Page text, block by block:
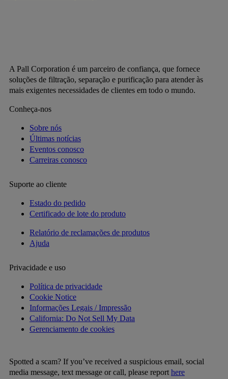
A Pall Corporation é um parceiro de confiança, que fornece
soluções de filtração, separação e purificação para atender às
mais exigentes necessidades de clientes em todo o mundo.
Conheça-nos
Sobre nós
Últimas notícias
Eventos conosco
Carreiras conosco
Suporte ao cliente
Estado do pedido
Certificado de lote do produto
Relatório de reclamações de produtos
Ajuda
Privacidade e uso
Política de privacidade
Cookie Notice
Informações Legais / Impressão
California: Do Not Sell My Data
Gerenciamento de cookies
Spotted a scam? If you’ve received a suspicious email, social
media message, text message or call, please report here